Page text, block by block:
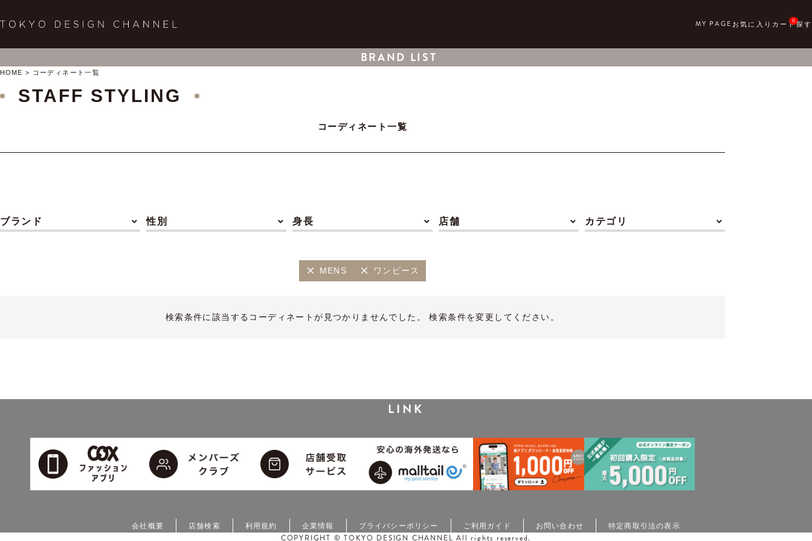
0
BRAND LIST
HOME コーディネート一覧
STAFF STYLING
コーディネート一覧
ブランド 性別 身長 店舗 カテゴリ
MENS ワンピース
検索条件に該当するコーディネートが見つかりませんでした。 検索条件を変更してください。
LINK
会社概要 店舗検索 利用規約 企業情報 プライバシーポリシー ご利用ガイド お問い合わせ 特定商取引法の表示
COPYRIGHT © TOKYO DESIGN CHANNEL All rights reserved.